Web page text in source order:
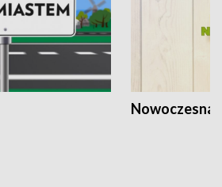
Nowoczesna